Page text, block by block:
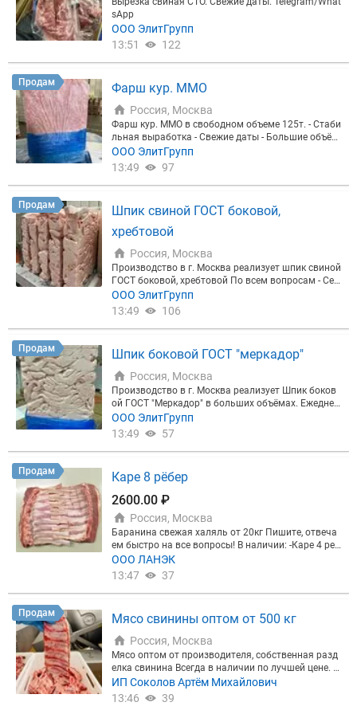
sApp
ООО ЭлитГрупп
13:51
122
Продам Фарш кур. ММО
Россия, Москва
Фарш кур. ММО в свободном объеме 125т. - Стаби
льная выработка - Свежие даты - Большие объём
ы ЭЛИТГРУПП - производитель и поставщик мяс
ной продукции с контролем качества на каждом э
говядины и птицы, собственное производство, ме
ртнёров. По всем вопросам: Telegram/ WhatsApp/
Max
ООО ЭлитГрупп
13:49
97
Продам
Шпик свиной ГОСТ боковой,
хребтовой
Россия, Москва
Производство в г. Москва реализует шпик свиной
ГОСТ боковой, хребтовой По всем вопросам - Сер
гей
ООО ЭлитГрупп
13:49
106
Продам Шпик боковой ГОСТ "меркадор"
Россия, Москва
Производство в г. Москва реализует Шпик боков
ой ГОСТ "Меркадор" в больших объёмах. Ежеднев
ная выработка, доставка по всей РФ.
ООО ЭлитГрупп
13:49
57
Продам
Каре 8 рёбер
2600.00 ₽
Россия, Москва
Баранина свежая халяль от 20кг Пишите, отвеча
ем быстро на все вопросы! В наличии: -Каре 4 реб
ра -Каре 8 рёбер -Рёбра лента - Стейк седло -Шея с
тейк -Голень передняя -Голень задняя -Окорок б\к
з Дагестана, КБР и КЧР Доставка обсуждается пр
ООО ЛАНЭК
13:47
37
Продам Мясо свинины оптом от 500 кг
Россия, Москва
Мясо оптом от производителя, собственная разд
елка свинина Всегда в наличии по лучшей цене. О
тгрузка в день заказа от 500 кг. Доставка по РФ д
о вашего склада. Отправим прайс и фото по запр
ИП Соколов Артём Михайлович
13:46
39